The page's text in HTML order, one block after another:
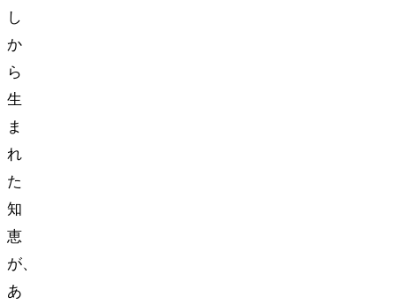
し
か
ら
生
ま
れ
た
知
恵
が、
あ